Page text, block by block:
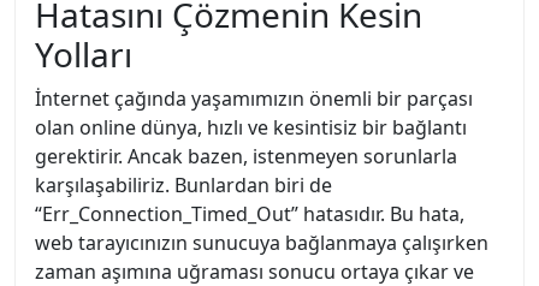
Hatasını Çözmenin Kesin
Yolları
İnternet çağında yaşamımızın önemli bir parçası
olan online dünya, hızlı ve kesintisiz bir bağlantı
gerektirir. Ancak bazen, istenmeyen sorunlarla
karşılaşabiliriz. Bunlardan biri de
“Err_Connection_Timed_Out” hatasıdır. Bu hata,
web tarayıcınızın sunucuya bağlanmaya çalışırken
zaman aşımına uğraması sonucu ortaya çıkar ve